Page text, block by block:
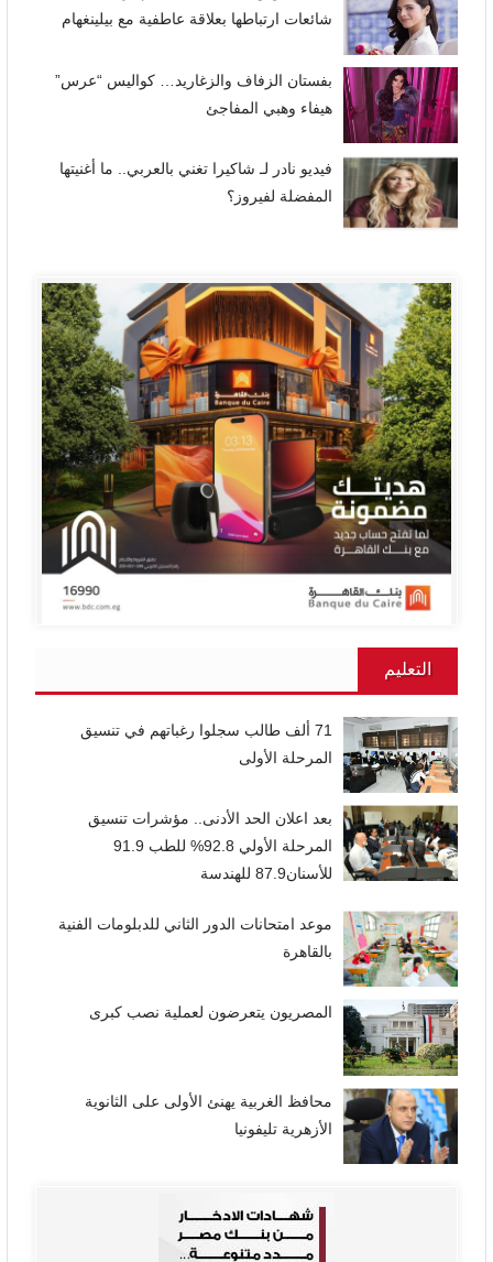
شائعات ارتباطها بعلاقة عاطفية مع بيلينغهام
بفستان الزفاف والزغاريد… كواليس “عرس”
هيفاء وهبي المفاجئ
فيديو نادر لـ شاكيرا تغني بالعربي.. ما أغنيتها
المفضلة لفيروز؟
التعليم
71 ألف طالب سجلوا رغباتهم في تنسيق
المرحلة الأولى
بعد اعلان الحد الأدنى.. مؤشرات تنسيق
المرحلة الأولي 92.8% للطب 91.9
للأسنان87.9 للهندسة
موعد امتحانات الدور الثاني للدبلومات الفنية
بالقاهرة
المصريون يتعرضون لعملية نصب كبرى
محافظ الغربية يهنئ الأولى على الثانوية
الأزهرية تليفونيا